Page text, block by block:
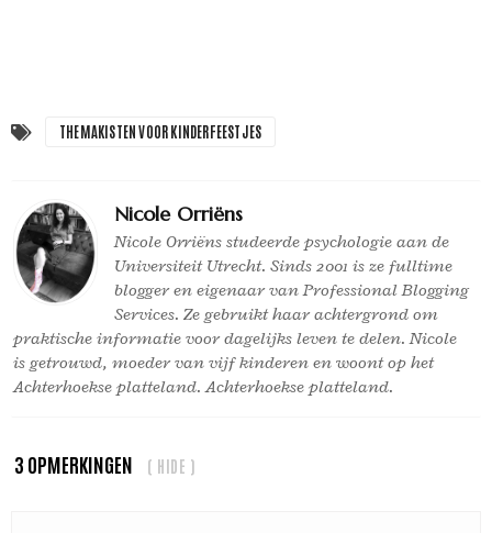
THEMAKISTEN VOOR KINDERFEESTJES
Nicole Orriëns
Nicole Orriëns studeerde psychologie aan de
Universiteit Utrecht. Sinds 2001 is ze fulltime
blogger en eigenaar van Professional Blogging
Services. Ze gebruikt haar achtergrond om
praktische informatie voor dagelijks leven te delen. Nicole
is getrouwd, moeder van vijf kinderen en woont op het
Achterhoekse platteland. Achterhoekse platteland.
3 OPMERKINGEN ( HIDE )